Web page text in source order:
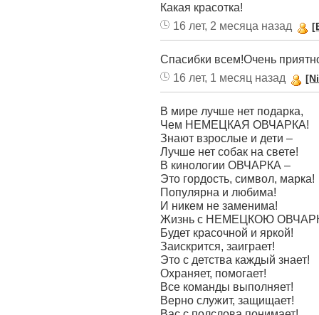
Какая красотка!
16 лет, 2 месяца назад
Спасибки всем!Очень
16 лет, 1 месяц назад
В мире лучше нет подарка,
Чем НЕМЕЦКАЯ ОВЧАРКА!
Знают взрослые и дети –
Лучше нет собак на свете!
В кинологии ОВЧАРКА –
Это гордость, символ, марка!
Популярна и любима!
И никем не заменима!
Жизнь с НЕМЕЦКОЮ
Будет красочной и яркой!
Заискрится, заиграет!
Это с детства каждый знает!
Охраняет, помогает!
Все команды выполняет!
Верно служит, защищает!